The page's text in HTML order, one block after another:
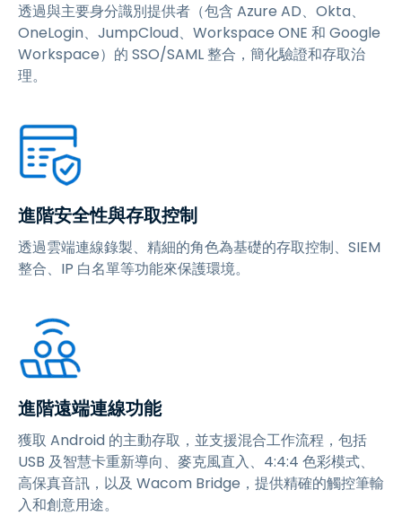
透過與主要身分識別提供者（包含 Azure AD、Okta、
OneLogin、JumpCloud、Workspace ONE 和 Google
Workspace）的 SSO/SAML 整合，簡化驗證和存取治
理。
進階安全性與存取控制
透過雲端連線錄製、精細的角色為基礎的存取控制、SIEM
整合、IP 白名單等功能來保護環境。
進階遠端連線功能
獲取 Android 的主動存取，並支援混合工作流程，包括
USB 及智慧卡重新導向、麥克風直入、4:4:4 色彩模式、
高保真音訊，以及 Wacom Bridge，提供精確的觸控筆輸
入和創意用途。